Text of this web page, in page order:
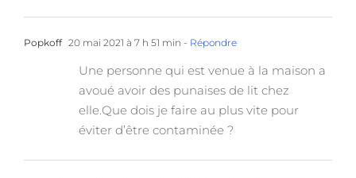
Popkoff 20 mai 2021 à 7 h 51 min - Répondre
Une personne qui est venue à la maison a
avoué avoir des punaises de lit chez
elle.Que dois je faire au plus vite pour
éviter d’être contaminée ?